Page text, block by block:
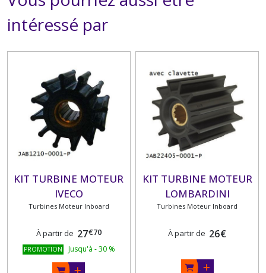
intéressé par
KIT TURBINE MOTEUR
IVECO
Turbines Moteur Inboard
À partir de 27€70
PROMOTION Jusqu'à -30 %
KIT TURBINE MOTEUR
LOMBARDINI
Turbines Moteur Inboard
À partir de 26€